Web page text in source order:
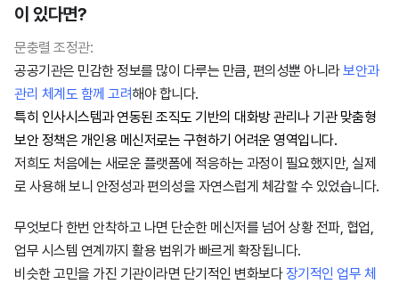
이 있다면?
문충렬 조정관:
공공기관은 민감한 정보를 많이 다루는 만큼, 편의성뿐 아니라보안과
관리 체계도 함께 고려해야 합니다.
특히 인사시스템과 연동된 조직도 기반의 대화방 관리나 기관 맞춤형
보안 정책은 개인용 메신저로는 구현하기 어려운 영역입니다.
저희도 처음에는 새로운 플랫폼에 적응하는 과정이 필요했지만, 실제
로 사용해 보니 안정성과 편의성을 자연스럽게 체감할 수 있었습니다.
무엇보다 한번 안착하고 나면 단순한 메신저를 넘어 상황 전파, 협업,
업무 시스템 연계까지 활용 범위가 빠르게 확장됩니다.
비슷한 고민을 가진 기관이라면 단기적인 변화보다장기적인 업무 체